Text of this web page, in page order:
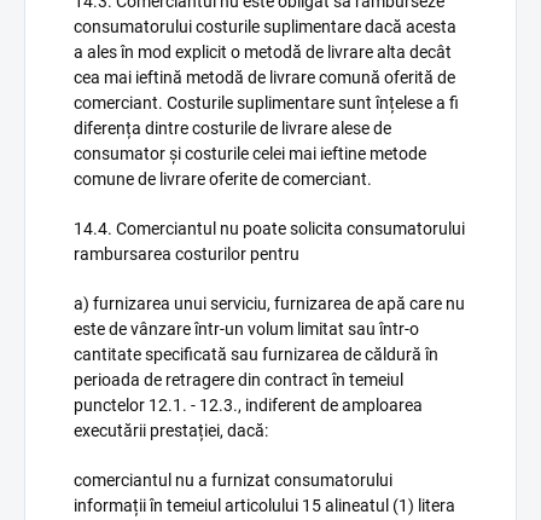
consumatorului costurile suplimentare dacă acesta
a ales în mod explicit o metodă de livrare alta decât
cea mai ieftină metodă de livrare comună oferită de
comerciant. Costurile suplimentare sunt înțelese a fi
diferența dintre costurile de livrare alese de
consumator și costurile celei mai ieftine metode
comune de livrare oferite de comerciant.
14.4. Comerciantul nu poate solicita consumatorului
rambursarea costurilor pentru
a) furnizarea unui serviciu, furnizarea de apă care nu
este de vânzare într-un volum limitat sau într-o
cantitate specificată sau furnizarea de căldură în
perioada de retragere din contract în temeiul
punctelor 12.1. - 12.3., indiferent de amploarea
executării prestației, dacă:
comerciantul nu a furnizat consumatorului
informații în temeiul articolului 15 alineatul (1) litera